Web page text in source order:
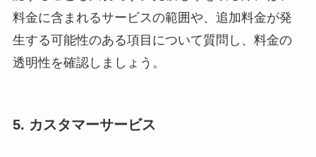
料金に含まれるサービスの範囲や、追加料金が発
生する可能性のある項目について質問し、料金の
透明性を確認しましょう。
5. カスタマーサービス